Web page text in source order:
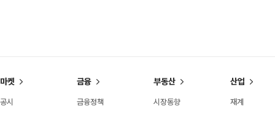
마켓
공시
금융
금융정책
부동산
시장동향
산업
재계